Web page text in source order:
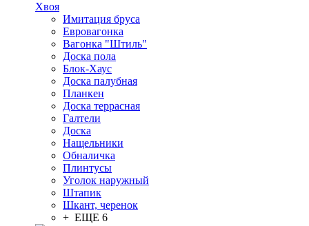
Хвоя
Имитация бруса
Евровагонка
Вагонка "Штиль"
Доска пола
Блок-Хаус
Доска палубная
Планкен
Доска террасная
Галтели
Доска
Нащельники
Обналичка
Плинтусы
Уголок наружный
Штапик
Шкант, черенок
+ ЕЩЕ 6